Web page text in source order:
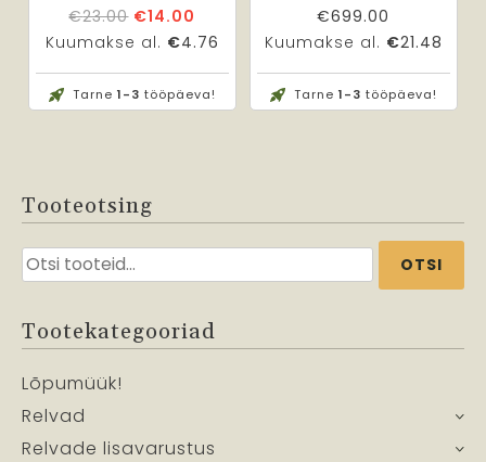
€23.00 Algne
hind
oli:
€23.00.
€14.00
hind
on:
€14.00.
Kuumakse al. €4.76
Tarne 1-3 tööpäeva!
€699.00
Kuumakse al. €21.48
Tarne 1-3 tööpäeva!
Tooteotsing
Otsi: OTSI
Tootekategooriad
Lõpumüük!
Relvad
Relvade lisavarustus